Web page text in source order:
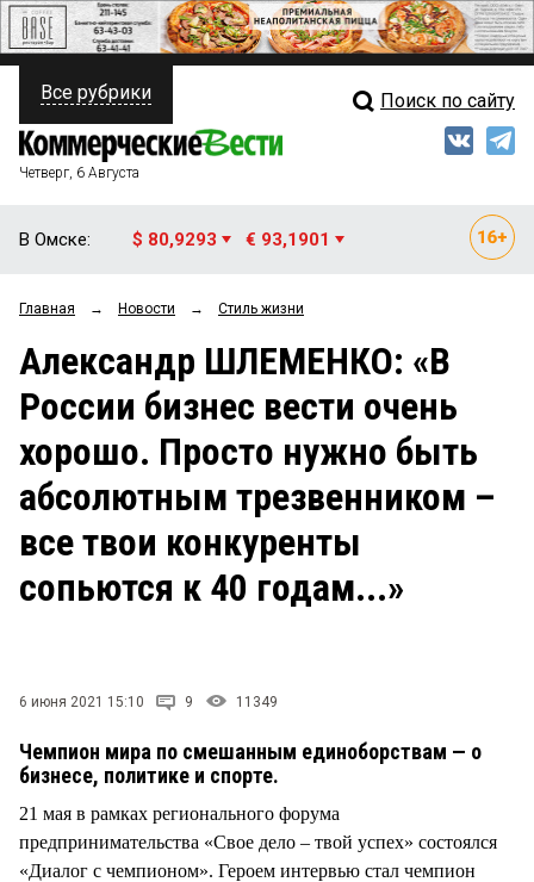
ПОЛИТИКА
ФИНАНСЫ
ОБЩЕСТВО
ЗАКОН
НОВОСТИ КОМПАНИЙ
ПРОИСШЕСТВИЯ
СТИЛЬ ЖИЗНИ
Свежий выпуск
Рейтинги
Блоги
Архив
Все рубрики Поиск по сайту
Четверг, 6 Августа
В Омске: $ 80,9293 € 93,1901
Главная → Новости → Стиль жизни
Александр ШЛЕМЕНКО: «В
России бизнес вести очень
хорошо. Просто нужно быть
абсолютным трезвенником –
все твои конкуренты
сопьются к 40 годам...»
6 июня 2021 15:10 9 11349
Чемпион мира по смешанным единоборствам — о
бизнесе, политике и спорте.
21 мая в рамках регионального форума
предпринимательства «Свое дело – твой успех» состоялся
«Диалог с чемпионом». Героем интервью стал чемпион